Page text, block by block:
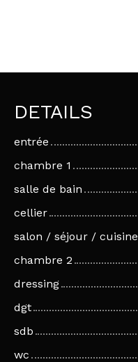
DETAILS
entrée
chambre 1
salle de bain
cellier
salon / séjour / cuisine
chambre 2
dressing
dgt
sdb
wc